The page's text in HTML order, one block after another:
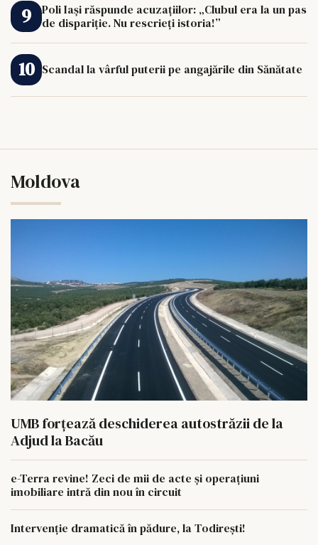
Poli Iași răspunde acuzațiilor: „Clubul era la un pas
de dispariție. Nu rescrieți istoria!”
Scandal la vârful puterii pe angajările din Sănătate
Moldova
UMB forțează deschiderea autostrăzii de la
Adjud la Bacău
e-Terra revine! Zeci de mii de acte și operațiuni
imobiliare intră din nou în circuit
Intervenție dramatică în pădure, la Todirești!